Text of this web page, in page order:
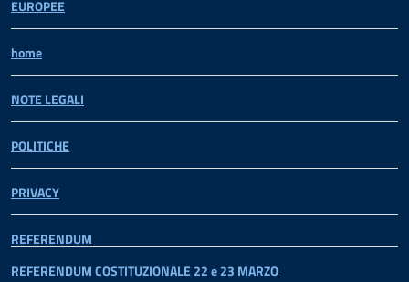
EUROPEE
home
NOTE LEGALI
POLITICHE
PRIVACY
REFERENDUM
REFERENDUM COSTITUZIONALE 22 e 23 MARZO